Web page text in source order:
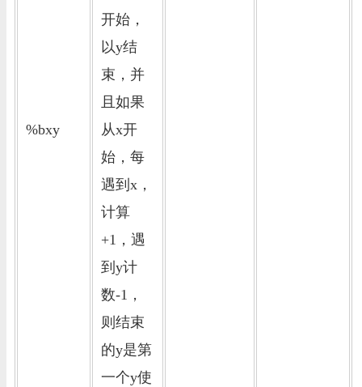
%bxy
开始，
以y结
束，并
且如果
从x开
始，每
遇到x，
计算
+1，遇
到y计
数-1，
则结束
的y是第
一个y使